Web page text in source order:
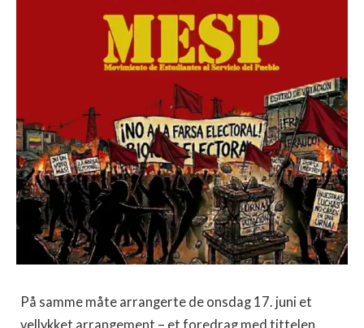
På samme måte arrangerte de onsdag 17. juni et
vellykket arrangement – et foredrag med tittelen